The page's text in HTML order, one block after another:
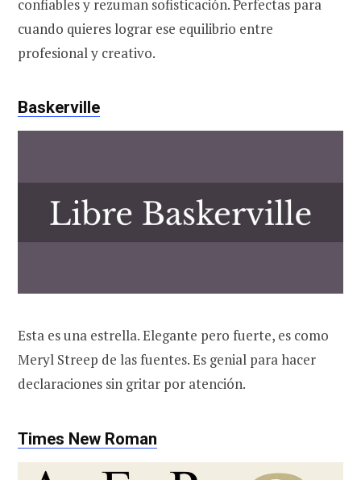
confiables y rezuman sofisticación. Perfectas para
cuando quieres lograr ese equilibrio entre
profesional y creativo.
Baskerville
Esta es una estrella. Elegante pero fuerte, es como
Meryl Streep de las fuentes. Es genial para hacer
declaraciones sin gritar por atención.
Times New Roman